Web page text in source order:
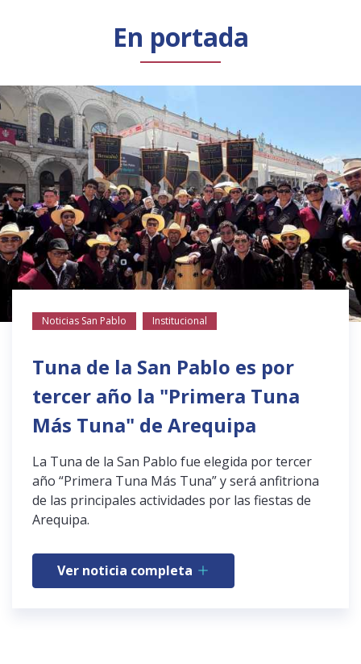
En portada
Noticias San Pablo Institucional
Tuna de la San Pablo es por
tercer año la "Primera Tuna
Más Tuna" de Arequipa
La Tuna de la San Pablo fue elegida por tercer
año “Primera Tuna Más Tuna” y será anfitriona
de las principales actividades por las fiestas de
Arequipa.
Ver noticia completa